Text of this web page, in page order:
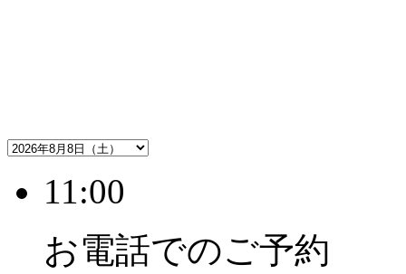
11:00
お電話でのご予約